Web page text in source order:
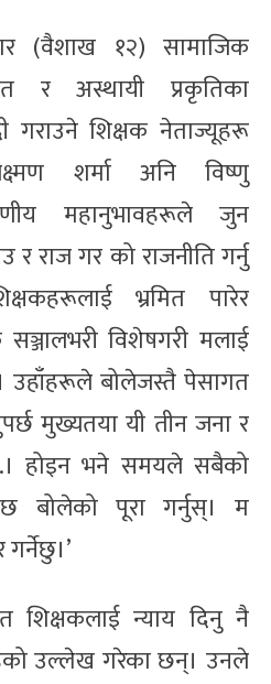
(वैशाख १२) सामाजिक
र अस्थायी प्रकृतिका
गराउने शिक्षक नेताज्यूहरू
शर्मा अनि विष्णु
महानुभावहरूले जुन
राज गर को राजनीति गर्नु
भ्रमित पारेर
विशेषगरी मलाई
उहाँहरूले बोलेजस्तै पेसागत
मुख्यतया यी तीन जना र
होइन भने समयले सबैको
बोलेको पूरा गर्नुस्। म
शिक्षकलाई न्याय दिनु नै
उल्लेख गरेका छन्। उनले